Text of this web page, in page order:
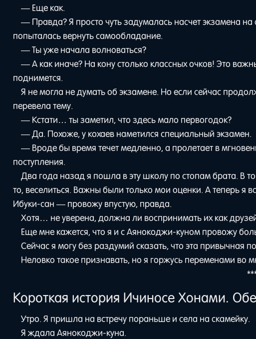
— Еще как.
— Правда? Я просто чуть задумалась насчет экзамена
попыталась вернуть самообладание.
— Ты уже начала волноваться?
— А как иначе? На кону столько классных очков! Это
поднимется.
Я не могла не думать об экзамене. Но если сейчас
перевела тему.
— Кстати… ты заметил, что здесь мало первогодок?
— Да. Похоже, у кохаев наметился специальный экзамен.
— Вроде бы время течет медленно, а пролетает в
поступления.
Два года назад я пошла в эту школу по стопам брата. В
то, веселиться. Важны были только мои оценки. А теперь
Ибуки-сан — провожу впустую, правда.
Хотя… не уверена, должна ли воспринимать их как
Еще мне кажется, что я и с Аянокоджи-куном провожу
Сейчас я могу без раздумий сказать, что эта привычная
Неловко такое признавать, но я горжусь переменами во
Короткая история Ичиносе Хонами.
Утро. Я пришла на встречу пораньше и села на скамейку.
Я ждала Аянокоджи-куна.